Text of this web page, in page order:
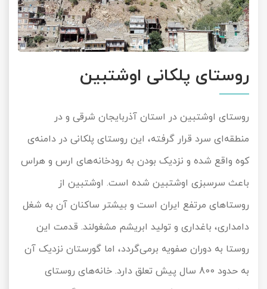
روستای پلکانی اوشتبین
روستای اوشتبین در استان آذربایجان شرقی و در
منطقه‌ای سرد قرار گرفته، این روستای پلکانی در دامنه‌ی
کوه واقع شده و نزدیک بودن به رودخانه‌های ارس و هراس
باعث سرسبزی اوشتبین شده است. اوشتبین از
روستاهای مرتفع ایران است و بیشتر ساکنان آن به شغل
دامداری، باغداری و تولید ابریشم مشغولند. قدمت این
روستا به دوران صفویه برمی‌گردد، اما گورستان نزدیک آن
به حدود 800 سال پیش تعلق دارد. خانه‌های روستای